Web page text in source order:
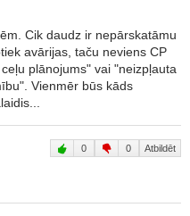
Cik daudz ir nepārskatāmu
avārijas, taču neviens CP
plānojums" vai "neizpļauta
Vienmēr būs kāds
0 0 Atbildēt